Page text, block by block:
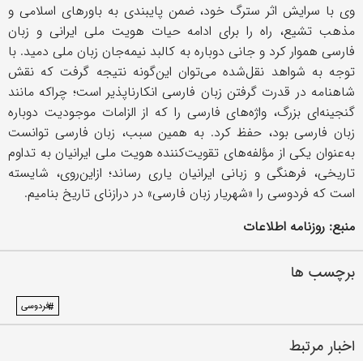
وی با سرایش اثر سترگ خود، ضمن پایبندی به باورهای اسلامی و
مذهب تشیع، راه را برای ادامه حیات هویت ملی ایرانی و زبان
فارسی هموار کرد و جانی دوباره به کالبد نیمه‌جان زبان ملی دمید. با
توجه به شواهد نقل‌شده می‌توان این‌گونه نتیجه گرفت که نقش
شاهنامه در قدرت گرفتن زبان فارسی انکارناپذیر است؛ چراکه مانند
گنجینه‌ای بزرگ، واژه‌های فارسی را که از الزامات موجودیت دوباره
زبان فارسی بود، حفظ کرد. به همین سبب، زبان فارسی توانست
به‌عنوان یکی از مؤلفه‌های تقویت‌کننده هویت ملی ایرانیان به تداوم
تاریخی، فرهنگی و زبانی ایرانیان یاری رساند؛ ازاین‌روی، شایسته
است که فردوسی را «شهریار زبان فارسی» در درازنای تاریخ بنامیم.
منبع: روزنامه اطلاعات
برچسب ها
#فردوسی
اخبار مرتبط